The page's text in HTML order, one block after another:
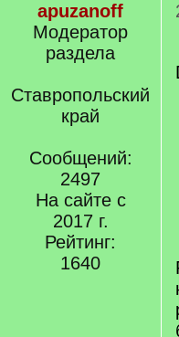
apuzanoff
Модератор
раздела
Ставропольский
край
Сообщений:
2497
На сайте с
2017 г.
Рейтинг:
1640